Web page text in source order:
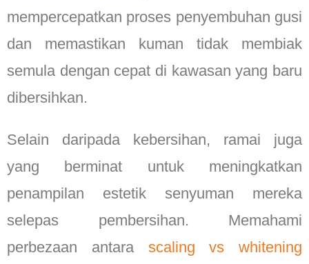
mempercepatkan proses penyembuhan gusi
dan memastikan kuman tidak membiak
semula dengan cepat di kawasan yang baru
dibersihkan.
Selain daripada kebersihan, ramai juga
yang berminat untuk meningkatkan
penampilan estetik senyuman mereka
selepas pembersihan. Memahami
perbezaan antara
scaling vs whitening